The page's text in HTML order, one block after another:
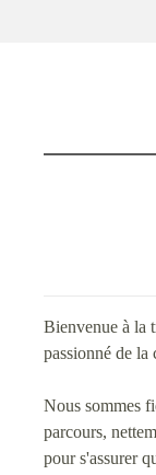
Bienvenue à la
passionné de la
Nous sommes
parcours,
pour s'assurer